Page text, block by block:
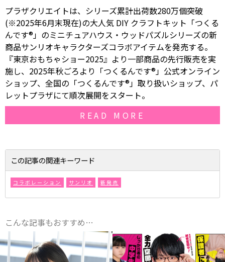
プラザクリエイトは、シリーズ累計出荷数280万個突破
(※2025年6月末現在)の大人気 DIY クラフトキット「つくる
んです®」のミニチュアハウス・ウッドパズルシリーズの新
商品サンリオキャラクターズコラボアイテムを発売する。
『東京おもちゃショー2025』より一部商品の先行販売を実
施し、2025年秋ごろより「つくるんです®」公式オンライン
ショップ、全国の「つくるんです®」取り扱いショップ、パ
レットプラザにて順次展開をスタート。
READ MORE
この記事の関連キーワード
コラボレーション サンリオ 新発売
こんな記事もおすすめ…